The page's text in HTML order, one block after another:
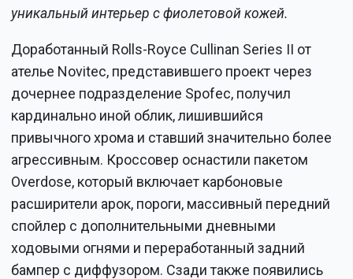
уникальный интерьер с фиолетовой кожей.
Доработанный Rolls-Royce Cullinan Series II от
ателье Novitec, представившего проект через
дочернее подразделение Spofec, получил
кардинально иной облик, лишившийся
привычного хрома и ставший значительно более
агрессивным. Кроссовер оснастили пакетом
Overdose, который включает карбоновые
расширители арок, пороги, массивный передний
спойлер с дополнительными дневными
ходовыми огнями и переработанный задний
бампер с диффузором. Сзади также появились